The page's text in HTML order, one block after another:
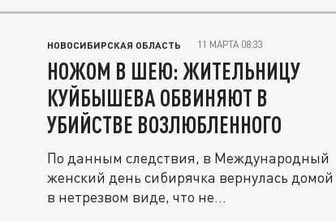
НОВОСИБИРСКАЯ ОБЛАСТЬ 11 МАРТА 08:33
НОЖОМ В ШЕЮ: ЖИТЕЛЬНИЦУ
КУЙБЫШЕВА ОБВИНЯЮТ В
УБИЙСТВЕ ВОЗЛЮБЛЕННОГО
По данным следствия, в Международный
женский день сибирячка вернулась домой
в нетрезвом виде, что не...